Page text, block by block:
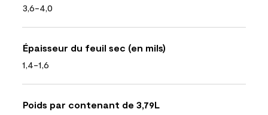
3,6-4,0
Épaisseur du feuil sec (en mils)
1,4-1,6
Poids par contenant de 3,79L